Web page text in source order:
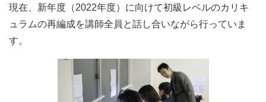
現在、新年度（2022年度）に向けて初級レベルのカリキ
ュラムの再編成を講師全員と話し合いながら行っていま
す。